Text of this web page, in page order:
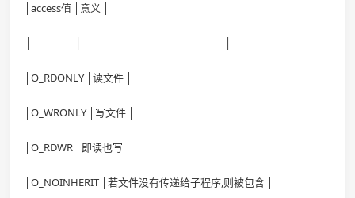
│access值 │意义 │
├──────┼────────────────────┤
│O_RDONLY │读文件 │
│O_WRONLY │写文件 │
│O_RDWR │即读也写 │
│O_NOINHERIT │若文件没有传递给子程序,则被包含 │